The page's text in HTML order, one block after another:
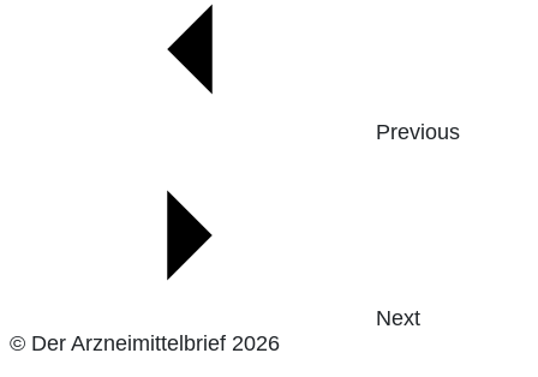
Previous
Next
© Der Arzneimittelbrief 2026